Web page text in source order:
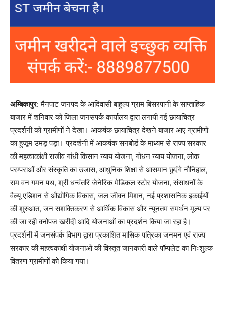
अम्बिकापुर: मैनपाट जनपद के आदिवासी बाहुल्य ग्राम बिसरपानी के साप्ताहिक
बाजार में शनिवार को जिला जनसंपर्क कार्यालय द्वारा लगायी गई छायाचित्र
प्रदर्शनी को ग्रामीणों ने देखा। आकर्षक छायाचित्र देखने बाजार आए ग्रामीणों
का हुजूम उमड़ पड़ा। प्रदर्शनी में आकर्षक सनबोर्ड के माध्यम से राज्य सरकार
की महत्वाकांक्षी राजीव गांधी किसान न्याय योजना, गोधन न्याय योजना, लोक
परम्पराओं और संस्कृति का उजास, आधुनिक शिक्षा से आसमान छुएंगे नौनिहाल,
राम वन गमन पथ, श्री धन्वंतरि जेनेरिक मेडिकल स्टोर योजना, संसाधनों के
वैल्यू एडिशन से औद्योगिक विकास, जल जीवन मिशन, नई प्रशासनिक इकाईयों
की शुरुआत, जन सशक्तिकरण से आर्थिक विकास और न्यूनतम समर्थन मूल्य पर
की जा रही वनोपज खरीदी आदि योजनाओं का प्रदर्शन किया जा रहा है।
प्रदर्शनी में जनसंपर्क विभाग द्वारा प्रकाशित मासिक पत्रिका जनमन एवं राज्य
सरकार की महत्वकांक्षी योजनाओं की विस्तृत जानकारी वाले पॉम्पलेट का निःशुल्क
वितरण ग्रामीणों को किया गया।